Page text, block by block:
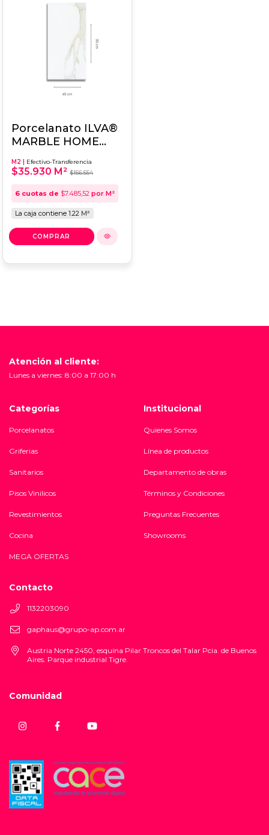
Porcelanato ILVA®
MARBLE HOME
CALACATTA GOLD
45x90 -
M2 | Efectivo-Transferencia
$35.930 M² $156.554
6 cuotas de $7.485,52 por M²
La caja contiene 1.22 M²
Atención al cliente:
Lunes a viernes: 8:00 a 17:00 h
Categorías
Porcelanatos
Griferias
Sanitarios
Pisos Vinilicos
Revestimientos
Cocina
MEGA OFERTAS
Institucional
Quienes Somos
Línea de productos
Departamento de obras
Términos y Condiciones
Preguntas Frecuentes
Showrooms
Contacto
1132203090
gaphaus@grupo-ap.com.ar
Austria Norte 2450, esquina Pilar Troncos del Talar Pcia. de Buenos
Aires. Parque industrial Tigre.
Comunidad